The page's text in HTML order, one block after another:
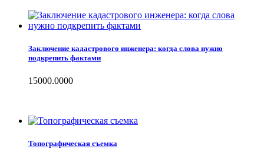
Заключение кадастрового инженера: когда слова нужно
подкрепить фактами
15000.0000
Топографическая съемка